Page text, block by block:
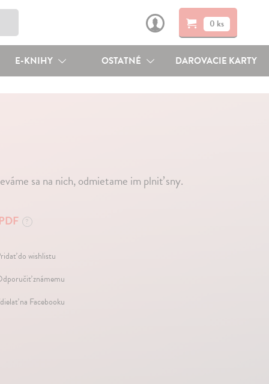
0 ks
E-KNIHY OSTATNÉ DAROVACIE KARTY
sa na nich, odmietame im plniť sny.
PDF ?
do wishlistu
známemu
na Facebooku